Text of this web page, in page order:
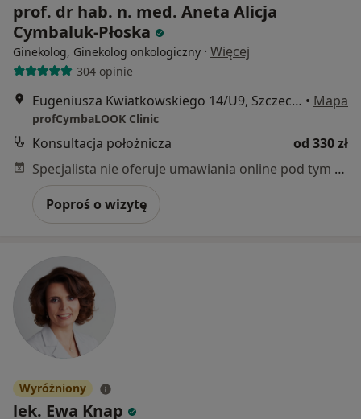
prof. dr hab. n. med. Aneta Alicja
Cymbaluk-Płoska
Ginekolog, Ginekolog onkologiczny · Więcej
304 opinie
Eugeniusza Kwiatkowskiego 14/U9, Szczecin • Mapa
profCymbaLOOK Clinic
Konsultacja położnicza
od 330 zł
Specjalista nie oferuje umawiania online pod tym adresem.
Poproś o wizytę
Wyróżniony
lek. Ewa Knap